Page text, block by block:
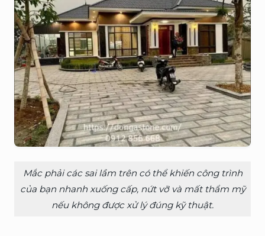
Mắc phải các sai lầm trên có thể khiến công trình
của bạn nhanh xuống cấp, nứt vỡ và mất thẩm mỹ
nếu không được xử lý đúng kỹ thuật.